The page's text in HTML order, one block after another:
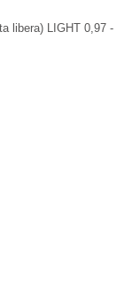
libera) LIGHT 0,97 -